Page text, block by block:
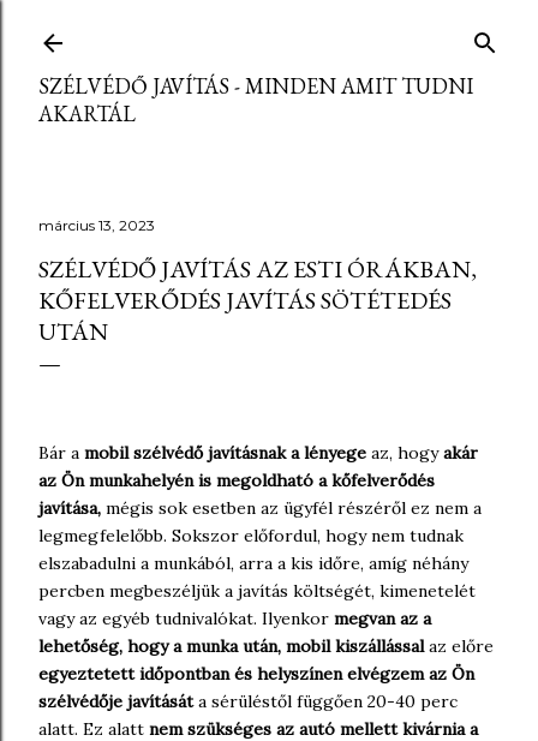
SZÉLVÉDŐ JAVÍTÁS - MINDEN AMIT TUDNI
AKARTÁL
március 13, 2023
SZÉLVÉDŐ JAVÍTÁS AZ ESTI ÓRÁKBAN,
KŐFELVERŐDÉS JAVÍTÁS SÖTÉTEDÉS
UTÁN
Bár a mobil szélvédő javításnak a lényege az, hogyakár
az Ön munkahelyén is megoldható a kőfelverődés
javítása, mégis sok esetben az ügyfél részéről ez nem a
legmegfelelőbb. Sokszor előfordul, hogy nem tudnak
elszabadulni a munkából, arra a kis időre, amíg néhány
percben megbeszéljük a javítás költségét, kimenetelét
vagy az egyéb tudnivalókat. Ilyenkor megvan az a
lehetőség, hogy a munka után, mobil kiszállássalaz előre
egyeztetett időpontban és helyszínen elvégzem az Ön
szélvédője javításáta sérüléstől függően 20-40 perc
alatt. Ez alatt nem szükséges az autó mellett kivárnia a